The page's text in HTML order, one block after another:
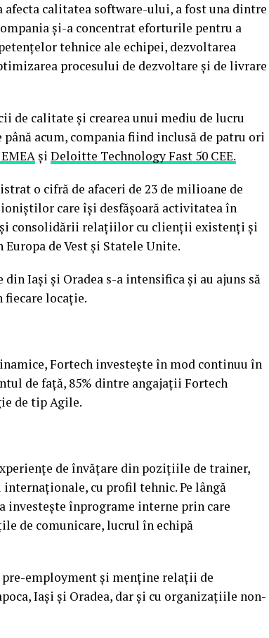
calitatea software-ului, a fost una dintre
şi-a concentrat eforturile pentru a
tehnice ale echipei, dezvoltarea
procesului de dezvoltare şi de livrare
de calitate şi crearea unui mediu de lucru
acum, compania fiind inclusă de patru ori
şi Deloitte Technology Fast 50 CEE.
o cifră de afaceri de 23 de milioane de
care îşi desfăşoară activitatea în
consolidării relaţiilor cu clienţii existenţi şi
de Vest şi Statele Unite.
Iaşi şi Oradea s-a intensifica şi au ajuns să
fiecare locaţie.
Fortech investeşte în mod continuu în
de faţă, 85% dintre angajaţii Fortech
de tip Agile.
de învăţare din poziţiile de trainer,
cu profil tehnic. Pe lângă
investeşte înprograme interne prin care
de comunicare, lucrul în echipă
employment şi menţine relaţii de
Iaşi şi Oradea, dar şi cu organizaţiile non-